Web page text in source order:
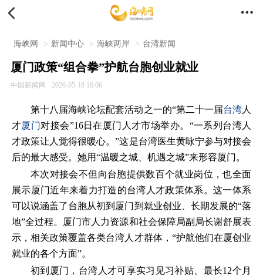
 
海峡网 > 新闻中心 > 海峡两岸 > 台湾新闻
厦门政策“组合拳”护航台胞创业就业
中国新闻网 2026-05-18 16:06
第十八届海峡论坛配套活动之一的“第二十一届台湾人
才厦门对接会”16日在厦门人才市场举办。“一系列台湾人
才政策让人觉得很暖心。”这是台湾医生黄咏宁参与对接会
后的最大感受。她用“温暖之城、机遇之城”来形容厦门。
本次对接会不但向台胞提供数百个就业岗位，也全面
展示厦门近年来着力打造的台湾人才政策体系。这一体系
可以说涵盖了台胞从初到厦门到就业创业、长期发展的“落
地”全过程。厦门市人力资源和社会保障局副局长谢舒展表
示，相关政策覆盖各类台湾人才群体，“护航他们在厦创业
就业的各个方面”。
初到厦门，台湾人才可享实习见习补贴、最长12个月